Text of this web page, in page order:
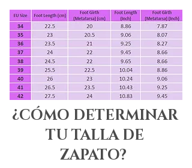
¿CÓMO DETERMINAR
TU TALLA DE
ZAPATO?